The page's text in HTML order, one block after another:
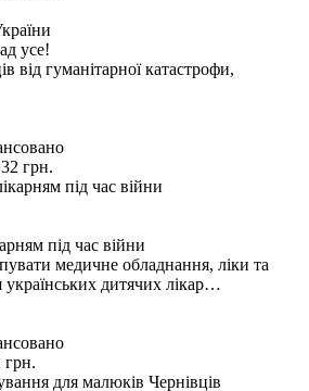
усе!
від гуманітарної катастрофи,
грн.
під час війни
медичне обладнання, ліки та
українських дитячих лікар…
грн.